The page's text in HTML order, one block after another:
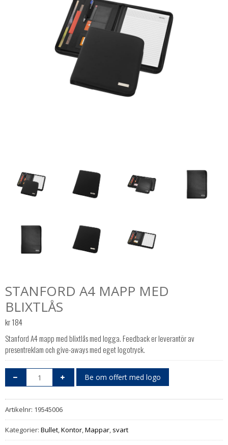
STANFORD A4 MAPP MED
BLIXTLÅS
kr184
Stanford A4 mapp med blixtlås med logga. Feedback er leverantör av
presentreklam och give-aways med eget logotryck.
Be om offert med logo
Artikelnr: 19545006
Kategorier: Bullet,Kontor,Mappar, svart